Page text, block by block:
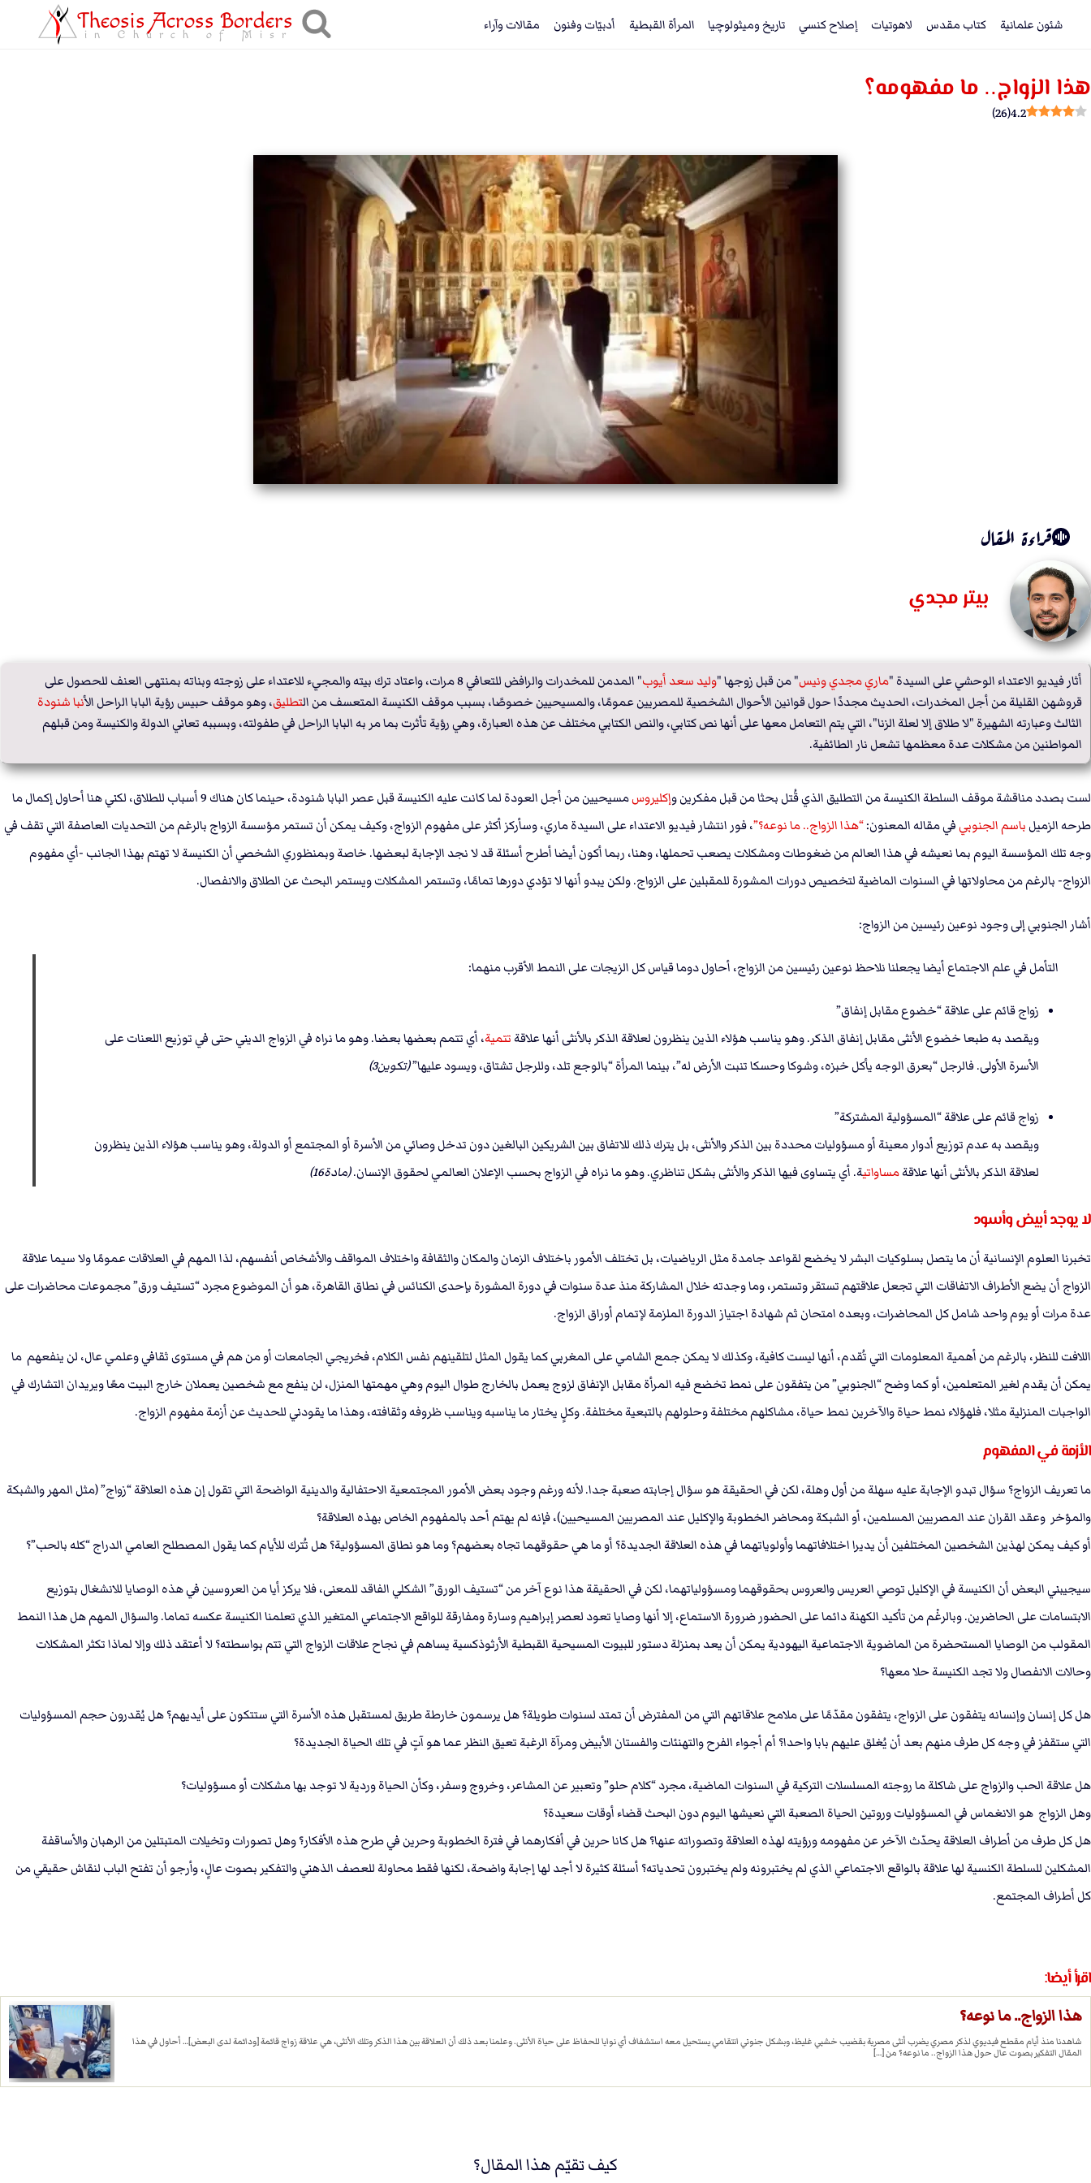
شئون علمانية كتاب مقدس لاهوتيات إصلاح كنسي تاريخ وميثولوچيا المرأة القبطية أدبيّات وفنون مقالات وآراء Theosis Across Borders
in Church of Misr
هذا الزواج.. ما مفهومه؟
4.2
(
26
)
قراءة المقال
بيتر مجدي
أثار فيديو الاعتداء الوحشي على السيدة "ماري مجدي ونيس" من قبل زوجها "وليد سعد أيوب
قروشهن القليلة من أجل المخدرات، الحديث مجددًا حول قوانين الأحوال الشخصية للمصريين عمومًا، والمسيحيين خصوصًا، بسبب موقف الكنيسة المتعسف من التطليق، وهو موقف حبيس رؤية البابا الراحل الأنبا شنودة
المواطنين من مشكلات عدة معظمها تشعل نار الطائفية.
لست بصدد مناقشة موقف السلطة الكنيسة من التطليق الذي قُتل بحثا من قبل مفكرين وإكليروس
مسيحيين من أجل العودة لما كانت عليه الكنيسة قبل عصر البابا شنودة، حينما كان هناك 9 أسباب للطلاق، لكني هنا أحاول إكمال ما
طرحه الزميل باسم الجنوبيفي مقاله المعنون:“هذا الزواج.. ما نوعه؟”، فور انتشار فيديو الاعتداء على السيدة ماري، وسأركز أكثر على مفهوم الزواج، وكيف يمكن أن تستمر مؤسسة الزواج بالرغم من التحديات العاصفة التي تقف في
وجه تلك المؤسسة اليوم بما نعيشه في هذا العالم من ضغوطات ومشكلات يصعب تحملها، وهنا، ربما أكون أيضا أطرح أسئلة قد لا نجد الإجابة لبعضها. خاصة وبمنظوري الشخصي أن الكنيسة لا تهتم بهذا الجانب -أي مفهوم
الزواج- بالرغم من محاولاتها في السنوات الماضية لتخصيص دورات المشورة للمقبلين على الزواج. ولكن يبدو أنها لا تؤدي دورها تمامًا، وتستمر المشكلات ويستمر البحث عن الطلاق والانفصال.
أشار الجنوبي إلى وجود نوعين رئيسين من الزواج:
التأمل في علم اﻻجتماع أيضا يجعلنا نلاحظ نوعين رئيسين من الزواج، أحاول دوما قياس كل الزيجات على النمط اﻷقرب منهما:
زواج قائم على علاقة “خضوع مقابل إنفاق”
ويقصد به طبعا خضوع اﻷنثى مقابل إنفاق الذكر. وهو يناسب هؤلاء الذين ينظرون لعلاقة الذكر باﻷنثى أنها علاقةتتمية، أي تتمم بعضها بعضا. وهو ما نراه في الزواج الديني حتى في توزيع اللعنات على
اﻷسرة اﻷولى. فالرجل “بعرق الوجه يأكل خبزه، وشوكا وحسكا تنبت اﻷرض له”، بينما المرأة “بالوجع تلد، وللرجل تشتاق، ويسود عليها”(تكوين3)
زواج قائم على علاقة “المسؤولية المشتركة”
ويقصد به عدم توزيع أدوار معينة أو مسؤوليات محددة بين الذكر واﻷنثى، بل يترك ذلك للاتفاق بين الشريكين البالغين دون تدخل وصائي من اﻷسرة أو المجتمع أو الدولة، وهو يناسب هؤلاء الذين ينظرون
لعلاقة الذكر بالأنثى أنها علاقةمساواتية. أي يتساوى فيها الذكر واﻷنثى بشكل تناظري. وهو ما نراه في الزواج بحسب اﻹعلان العالمي لحقوق اﻹنسان.(مادة16)
لا يوجد أبيض وأسود
تخبرنا العلوم الإنسانية أن ما يتصل بسلوكيات البشر لا يخضع لقواعد جامدة مثل الرياضيات، بل تختلف الأمور باختلاف الزمان والمكان والثقافة واختلاف المواقف والأشخاص أنفسهم، لذا المهم في العلاقات عمومًا ولا سيما علاقة
الزواج أن يضع الأطراف الاتفاقات التي تجعل علاقتهم تستقر وتستمر، وما وجدته خلال المشاركة منذ عدة سنوات في دورة المشورة بإحدى الكنائس في نطاق القاهرة، هو أن الموضوع مجرد “تستيف ورق” مجموعات محاضرات على
عدة مرات أو يوم واحد شامل كل المحاضرات، وبعده امتحان ثم شهادة اجتياز الدورة الملزمة لإتمام أوراق الزواج.
اللافت للنظر، بالرغم من أهمية المعلومات التي تُقدم، أنها ليست كافية، وكذلك لا يمكن جمع الشامي على المغربي كما يقول المثل لتلقينهم نفس الكلام، فخريجي الجامعات أو من هم في مستوى ثقافي وعلمي عال، لن ينفعهم ما
يمكن أن يقدم لغير المتعلمين، أو كما وضح “الجنوبي” من يتفقون على نمط تخضع فيه المرأة مقابل الإنفاق لزوج يعمل بالخارج طوال اليوم وهي مهمتها المنزل، لن ينفع مع شخصين يعملان خارج البيت معًا ويريدان التشارك في
الواجبات المنزلية مثلا، فلهؤلاء نمط حياة والآخرين نمط حياة، مشاكلهم مختلفة وحلولهم بالتبعية مختلفة. وكلٍ يختار ما يناسبه ويناسب ظروفه وثقافته، وهذا ما يقودني للحديث عن أزمة مفهوم الزواج.
الأزمة في المفهوم
ما تعريف الزواج؟ سؤال تبدو الإجابة عليه سهلة من أول وهلة، لكن في الحقيقة هو سؤال إجابته صعبة جدا. لأنه ورغم وجود بعض الأمور المجتمعية الاحتفالية والدينية الواضحة التي تقول إن هذه العلاقة “زواج” (مثل المهر والشبكة
والمؤخر وعقد القران عند المصريين المسلمين، أو الشبكة ومحاضر الخطوبة والإكليل عند المصريين المسيحيين)، فإنه لم يهتم أحد بالمفهوم الخاص بهذه العلاقة؟
أو كيف يمكن لهذين الشخصين المختلفين أن يديرا اختلافاتهما وأولوياتهما في هذه العلاقة الجديدة؟ أو ما هي حقوقهما تجاه بعضهم؟ وما هو نطاق المسؤولية؟ هل تُترك للأيام كما يقول المصطلح العامي الدراج “كله بالحب”؟
سيجيبني البعض أن الكنيسة في الإكليل توصي العريس والعروس بحقوقهما ومسؤولياتهما، لكن في الحقيقة هذا نوع آخر من “تستيف الورق” الشكلي الفاقد للمعنى، فلا يركز أيا من العروسين في هذه الوصايا للانشغال بتوزيع
الابتسامات على الحاضرين. وبالرغْم من تأكيد الكهنة دائما على الحضور ضرورة الاستماع، إﻻ أنها وصايا تعود لعصر إبراهيم وسارة ومفارقة للواقع الاجتماعي المتغير الذي تعلمنا الكنيسة عكسه تماما. والسؤال المهم هل هذا النمط
المقولب من الوصايا المستحضرة من الماضوية الاجتماعية اليهودية يمكن أن يعد بمنزلة دستور للبيوت المسيحية القبطية الأرثوذكسية يساهم في نجاح علاقات الزواج التي تتم بواسطته؟ لا أعتقد ذلك وإلا لماذا تكثر المشكلات
وحالات الانفصال ولا تجد الكنيسة حلا معها؟
هل كل إنسان وإنسانه يتفقون على الزواج، يتفقون مقدّمًا على ملامح علاقاتهم التي من المفترض أن تمتد لسنوات طويلة؟ هل يرسمون خارطة طريق لمستقبل هذه الأسرة التي ستتكون على أيديهم؟ هل يُقدرون حجم المسؤوليات
التي ستقفز في وجه كل طرف منهم بعد أن يُغلق عليهم بابا واحدا؟ أم أجواء الفرح والتهنئات والفستان الأبيض ومرآة الرغبة تعيق النظر عما هو آتٍ في تلك الحياة الجديدة؟
هل علاقة الحب والزواج على شاكلة ما روجته المسلسلات التركية في السنوات الماضية، مجرد “كلام حلو” وتعبير عن المشاعر، وخروج وسفر، وكأن الحياة وردية لا توجد بها مشكلات أو مسؤوليات؟
وهل الزواج هو الانغماس في المسؤوليات وروتين الحياة الصعبة التي نعيشها اليوم دون البحث قضاء أوقات سعيدة؟
هل كل طرف من أطراف العلاقة يحدّث الآخر عن مفهومه ورؤيته لهذه العلاقة وتصوراته عنها؟ هل كانا حرين في أفكارهما في فترة الخطوبة وحرين في طرح هذه اﻷفكار؟ وهل تصورات وتخيلات المتبتلين من الرهبان واﻷساقفة
المشكلين للسلطة الكنسية لها علاقة بالواقع الاجتماعي الذي لم يختبرونه ولم يختبرون تحدياته؟ أسئلة كثيرة لا أجد لها إجابة واضحة، لكنها فقط محاولة للعصف الذهني والتفكير بصوت عالٍ، وأرجو أن تفتح الباب لنقاش حقيقي من
كل أطراف المجتمع.
اقرأ أيضا:
هذا الزواج.. ما نوعه؟
شاهدنا منذ أيام مقطع فيديوي لذكر مصري يضرب أنثى مصرية بقضيب خشبي غليظ، وبشكل جنوني انتقامي يستحيل معه استشفاف أي نوايا للحفاظ على حياة اﻷنثى. وعلمنا بعد ذلك أن العلاقة بين هذا الذكر وتلك اﻷنثى، هي علاقة زواج قائمة [ودائمة لدى البعض]… أحاول في هذا
المقال التفكير بصوت عال حول هذا الزواج.. ما نوعه؟ من […]
كيف تقيّم هذا المقال؟